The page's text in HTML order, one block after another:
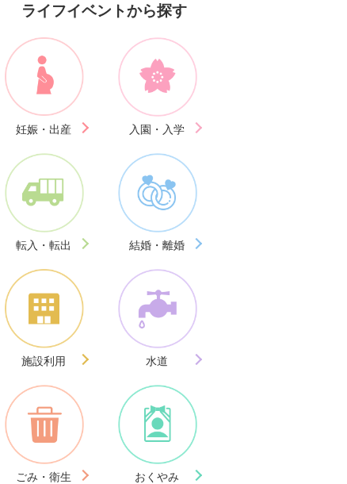
ライフイベントから探す
妊娠・出産 入園・入学
転入・転出 結婚・離婚
施設利用 水道
ごみ・衛生 おくやみ